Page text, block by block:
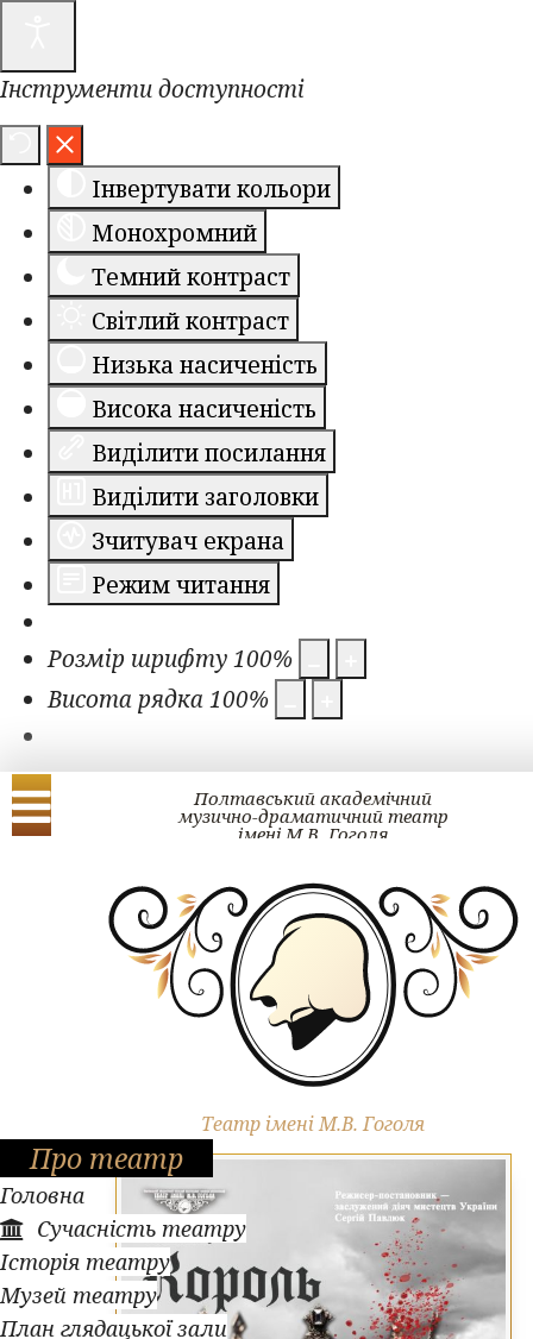
Інструменти доступності
Інвертувати кольори
Монохромний
Темний контраст
Світлий контраст
Низька насиченість
Висока насиченість
Виділити посилання
Виділити заголовки
Зчитувач екрана
Режим читання
Розмір шрифту100%
Висота рядка100%
Театр імені М.В. Гоголя
Про театр
Головна
Сучасність театру
Історія театру
Музей театру
План глядацької зали
Полтавський академічний
музично-драматичний театр
імені М.В. Гоголя
КВИТОК
Драматичні вистави